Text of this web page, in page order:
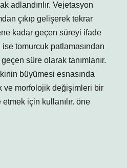
adlandırılır. Vejetasyon
çıkıp gelişerek tekrar
kadar geçen süreyi ifade
ise tomurcuk patlamasından
süre olarak tanımlanır.
büyümesi esnasında
ve morfolojik değişimleri bir
için kullanılır. öne